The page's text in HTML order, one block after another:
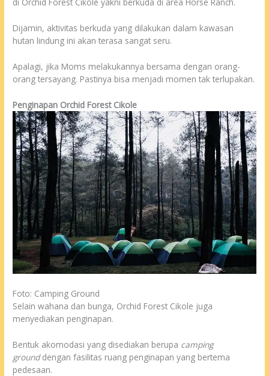
di Orchid Forest Cikole yakni berkuda di area Horse Ranch.
Dijamin, aktivitas berkuda yang dilakukan dalam kawasan
hutan lindung ini akan terasa sangat seru.
Apalagi, jika Moms melakukannya bersama dengan orang-
orang tersayang. Pastinya bisa menjadi momen tak terlupakan.
Penginapan Orchid Forest Cikole
Foto: Camping Ground
Selain wahana dan bunga, Orchid Forest Cikole juga
menyediakan penginapan.
Bentuk akomodasi yang disediakan berupa camping
grounddengan fasilitas ruang penginapan yang bertema
pedesaan.